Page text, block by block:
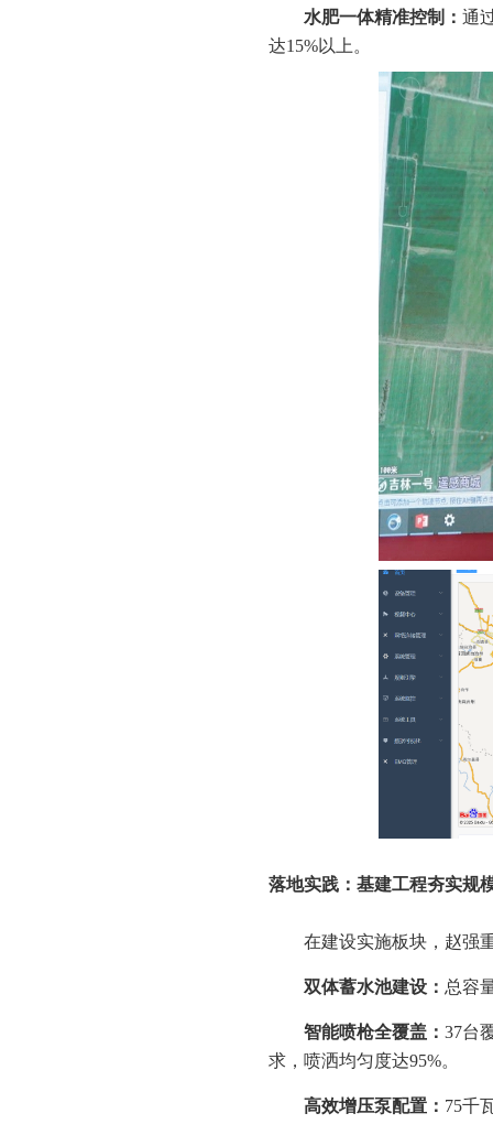
水肥一体精准控制： 通
达15%以上。
落地实践：基建工程夯实规
在建设实施板块，赵强
双体蓄水池建设： 总容
智能喷枪全覆盖： 37台
求，喷洒均匀度达95%。
高效增压泵配置： 75千